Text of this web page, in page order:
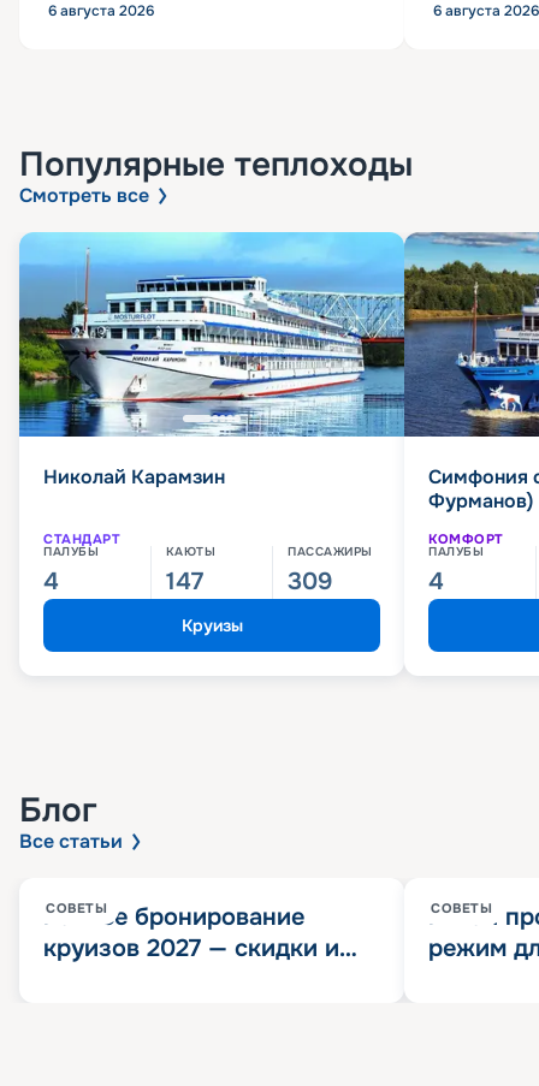
6 августа 2026 6 августа 2026
Популярные теплоходы
Смотреть все
Николай Карамзин
СТАНДАРТ
ПАЛУБЫ
4
КАЮТЫ
147
ПАССАЖИРЫ
309
Круизы
Симфония
Фурманов)
КОМФОРТ
ПАЛУБЫ
4
Блог
Все статьи
СОВЕТЫ
Раннее бронирование
круизов 2027 — скидки и
СОВЕТЫ
Китай
режим